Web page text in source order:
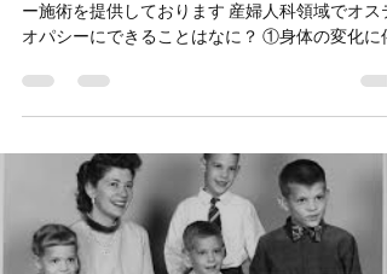
2025年9月4日 読了時間: 5分
産婦人科領域のオステオパシー
ー施術を提供しております 産婦人科領域でオステ
オパシーにできることはなに？ ①身体の変化に伴
う、関節や筋肉にまつわるトラブルを解消します
妊娠中は、身体の中のホルモンバランスが大きく
変化していきます...